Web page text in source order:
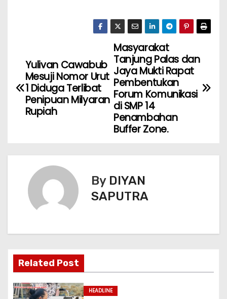
Masyarakat
Tanjung Palas dan
Jaya Mukti Rapat
Pembentukan
Forum Komunikasi
di SMP 14
Penambahan
Buffer Zone.
Yulivan Cawabub
Mesuji Nomor Urut
1 Diduga Terlibat
Penipuan Milyaran
Rupiah
By DIYAN
SAPUTRA
Related Post
HEADLINE